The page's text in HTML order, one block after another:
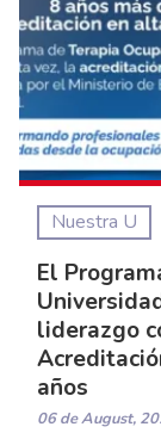
Nuestra U
El
liderazgo
años
06 de August,